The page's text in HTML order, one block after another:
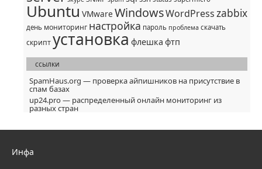
Ubuntu VMware WindowsWordPresszabbix
день мониторинг настройка пароль проблема скачать
скриптустановка флешка фтп
ссылки
SpamHaus.org — проверка айпишников на присутствие в
спам базах
up24.pro — распределенный онлайн мониторинг из
разных стран
Инфа